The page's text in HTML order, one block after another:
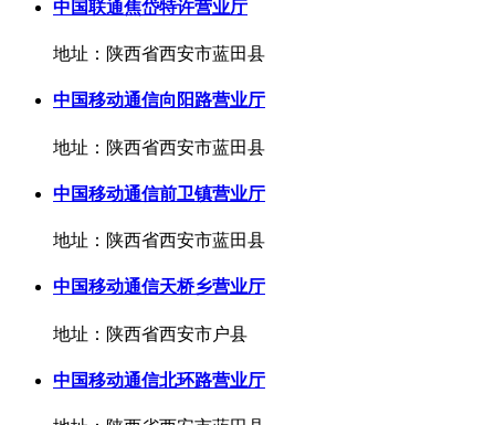
中国联通焦岱特许营业厅
地址：陕西省西安市蓝田县
中国移动通信向阳路营业厅
地址：陕西省西安市蓝田县
中国移动通信前卫镇营业厅
地址：陕西省西安市蓝田县
中国移动通信天桥乡营业厅
地址：陕西省西安市户县
中国移动通信北环路营业厅